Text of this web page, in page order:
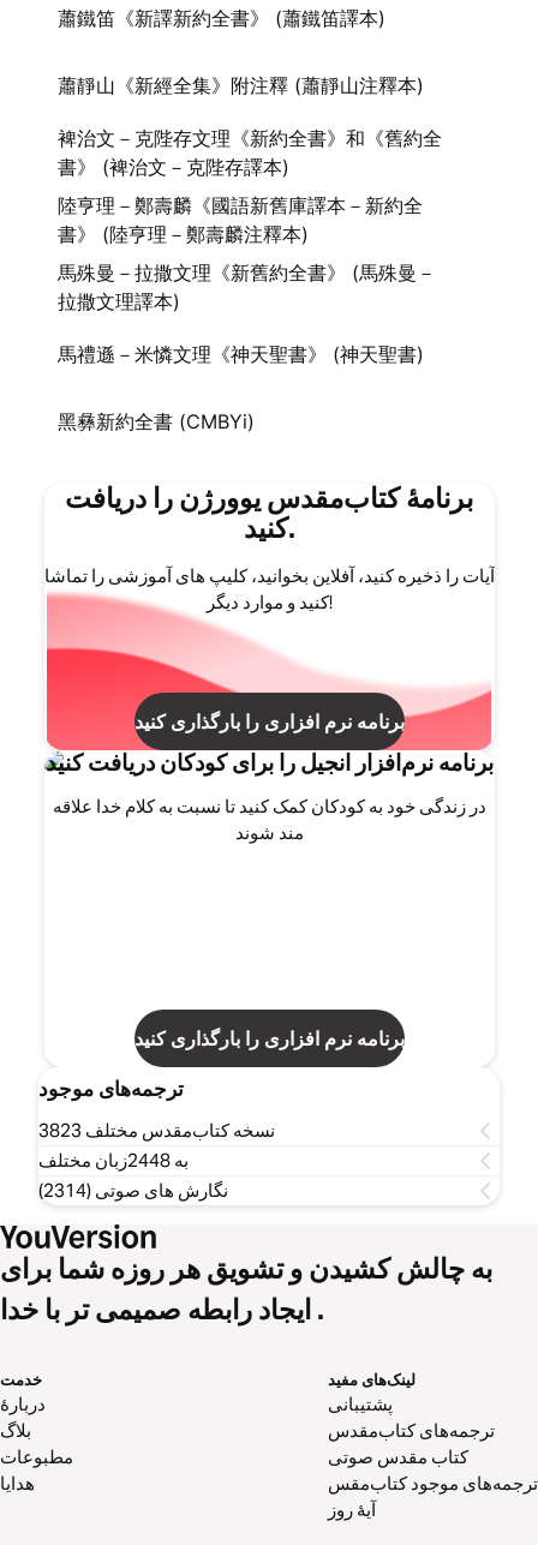
蕭鐵笛《新譯新約全書》 (蕭鐵笛譯本)
蕭靜山《新經全集》附注釋 (蕭靜山注釋本)
裨治文－克陛存文理《新約全書》和《舊約全
書》 (裨治文－克陛存譯本)
陸亨理－鄭壽麟《國語新舊庫譯本－新約全
書》 (陸亨理－鄭壽麟注釋本)
馬殊曼－拉撒文理《新舊約全書》 (馬殊曼－
拉撒文理譯本)
馬禮遜－米憐文理《神天聖書》 (神天聖書)
黑彝新約全書 (CMBYi)
برنامۀ کتاب‌مقدس یوورژن را دریافت
کنید.
آیات را ذخیره کنید، آفلاین بخوانید، کلیپ های آموزشی را تماشا
کنید و موارد دیگر!
برنامه نرم افزاری را بارگذاری کنید
برنامه نرم‌افزار انجیل را برای کودکان دریافت کنید
در زندگی خود به کودکان کمک کنید تا نسبت به کلام خدا علاقه
مند شوند
برنامه نرم افزاری را بارگذاری کنید
ترجمه‌های موجود
3823 نسخه کتاب‌مقدس مختلف
به 2448زبان مختلف
نگارش های صوتی (2314)
به چالش کشیدن و تشویق هر روزه شما برای
ایجاد رابطه صمیمی تر با خدا .
خدمت
دربارهٔ
بلاگ
مطبوعات
هدایا
لینک‌های مفید
پشتیبانی
ترجمه‌های کتاب‌مقدس
کتاب‌ مقدس صوتی
ترجمه‌های موجود کتاب‌مقس
آیۀ روز